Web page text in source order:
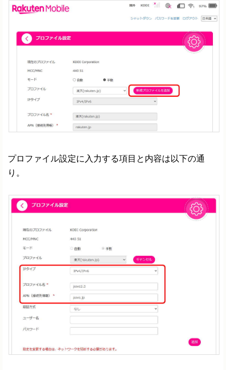
プロファイル設定に入力する項目と内容は以下の通
り。